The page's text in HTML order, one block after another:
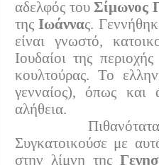
αδελφός τουΣίμωνος
τηςΙωάννας.
είναι γνωστό,
Ιουδαίοι της
κουλτούρας. Το
γενναίος), όπως και
αλήθεια.
Συγκατοικούσε με
στην λίμνη της